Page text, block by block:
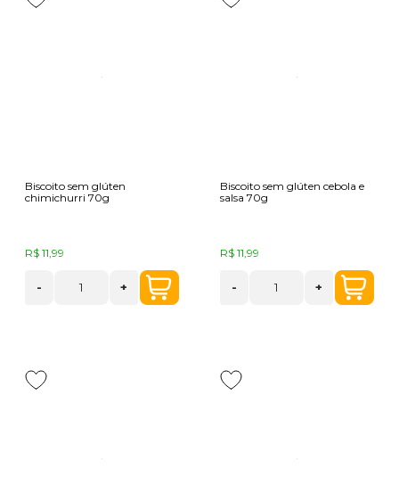
Biscoito sem glúten
chimichurri 70g
R$ 11,99
- +
Biscoito sem glúten cebola e
salsa 70g
R$ 11,99
- +